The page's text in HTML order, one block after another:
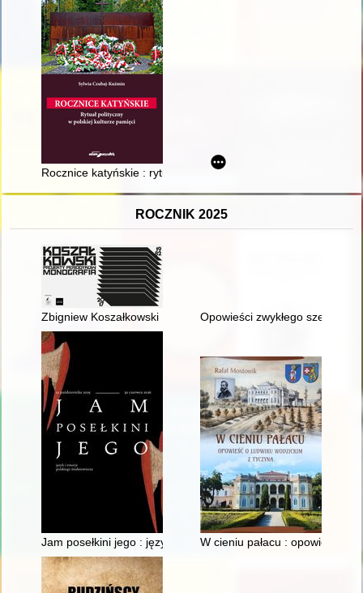
Rocznice katyńskie : rytuał polityczny w polskiej kulturze
ROCZNIK 2025
Zbigniew Koszałkowski : projekty periodyków : monografia
Opowieści zwykłego
Jam posełkini jego : język i emocje polskiego średniowiecza
W cieniu pałacu : opowieść o